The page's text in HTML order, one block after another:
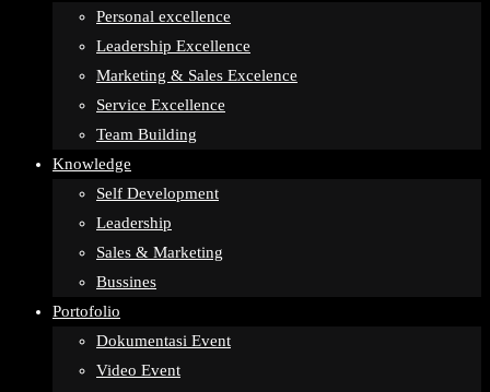
Personal excellence
Leadership Excellence
Marketing & Sales Excelence
Service Excellence
Team Building
Knowledge
Self Development
Leadership
Sales & Marketing
Bussines
Portofolio
Dokumentasi Event
Video Event